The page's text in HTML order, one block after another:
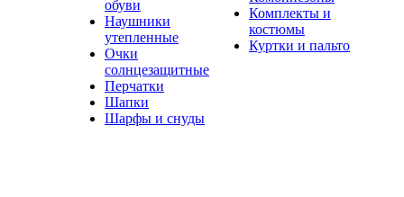
обуви
Наушники
утепленные
Очки
солнцезащитные
Перчатки
Шапки
Шарфы и снуды
Комплекты и
костюмы
Куртки и пальто